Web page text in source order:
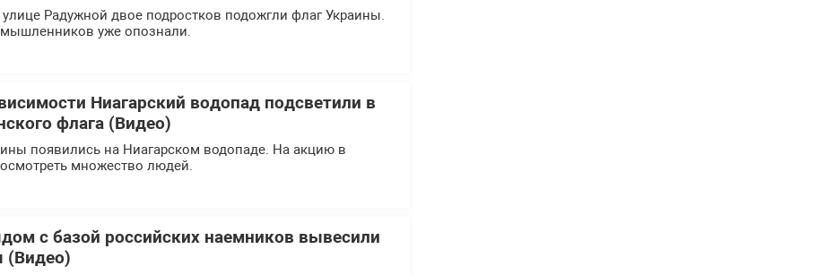
Радужной двое подростков подожгли флаг Украины.
уже опознали.
Ниагарский водопад подсветили в
флага (Видео)
появились на Ниагарском водопаде. На акцию в
множество людей.
с базой российских наемников вывесили
(Видео)